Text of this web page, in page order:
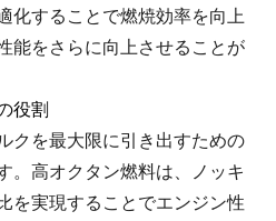
化することで燃焼効率を向上
能をさらに向上させることが
役割
クを最大限に引き出すための
。高オクタン燃料は、ノッキ
を実現することでエンジン性